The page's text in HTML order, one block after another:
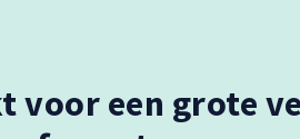
voor een grote